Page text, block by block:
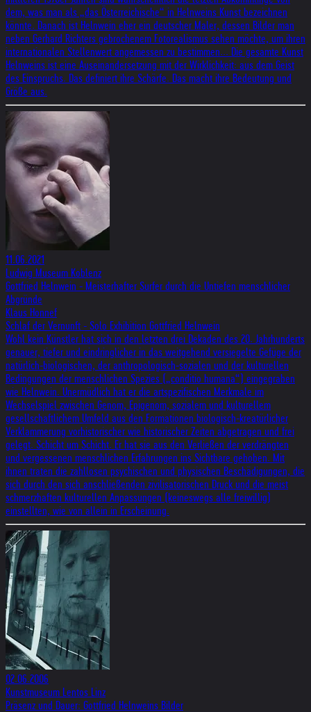
dem, was man als „das Österreichische“ in Helnweins Kunst bezeichnen
könnte. Danach ist Helnwein eher ein deutscher Maler, dessen Bilder man
neben Gerhard Richters gebrochenem Fotorealismus sehen möchte, um ihren
internationalen Stellenwert angemessen zu bestimmen... Die gesamte Kunst
Helnweins ist eine Auseinandersetzung mit der Wirklichkeit: aus dem Geist
des Einspruchs. Das definiert ihre Schärfe. Das macht ihre Bedeutung und
Größe aus.
11.06.2021
Ludwig Museum Koblenz
Gottfried Helnwein - Meisterhafter Surfer durch die Untiefen menschlicher
Abgründe
Klaus Honnef
Schlaf der Vernunft - Solo Exhibition Gottfried Helnwein
Wohl kein Künstler hat sich in den letzten drei Dekaden des 20. Jahrhunderts
genauer, tiefer und eindringlicher in das weitgehend versiegelte Gefüge der
natürlich-biologischen, der anthropologisch-sozialen und der kulturellen
Bedingungen der menschlichen Spezies („conditio humana“) eingegraben
wie Helnwein. Unermüdlich hat er die artspezifischen Merkmale im
Wechselspiel zwischen Genom, Epigenom, sozialem und kulturellem
gesellschaftlichem Umfeld aus den Formationen biologisch-kreatürlicher
Verklammerung vorhistorischer wie historischer Zeiten abgetragen und frei
gelegt. Schicht um Schicht. Er hat sie aus den Verließen der verdrängten
und vergessenen menschlichen Erfahrungen ins Sichtbare gehoben. Mit
ihnen traten die zahllosen psychischen und physischen Beschädigungen, die
sich durch den sich anschließenden zivilisatorischen Druck und die meist
schmerzhaften kulturellen Anpassungen (keineswegs alle freiwillig)
einstellten, wie von allein in Erscheinung.
02.06.2006
Kunstmuseum Lentos Linz
Präsenz und Dauer: Gottfried Helnweins Bilder